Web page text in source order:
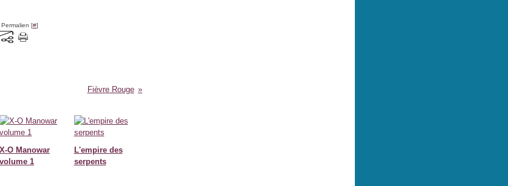
Permalien [#]
Fièvre Rouge
X-O Manowar
volume 1
L'empire des
serpents